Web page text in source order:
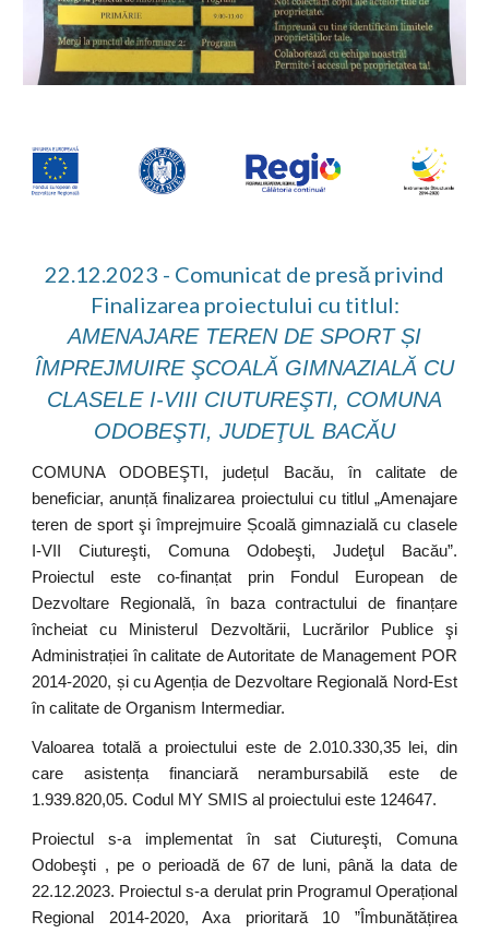
22.12.2023 - Comunicat de presă privind
Finalizarea proiectului cu titlul:
AMENAJARE TEREN DE SPORT ȘI
ÎMPREJMUIRE ŞCOALĂ GIMNAZIALĂ CU
CLASELE I-VIII CIUTUREŞTI, COMUNA
ODOBEŞTI, JUDEŢUL BACĂU
COMUNA ODOBEŞTI, județul Bacău, în calitate de
beneficiar, anunță finalizarea proiectului cu titlul „Amenajare
teren de sport şi împrejmuire Școală gimnazială cu clasele
I-VII Ciutureşti, Comuna Odobeşti, Judeţul Bacău”.
Proiectul este co-finanțat prin Fondul European de
Dezvoltare Regională, în baza contractului de finanțare
încheiat cu Ministerul Dezvoltării, Lucrărilor Publice şi
Administrației în calitate de Autoritate de Management POR
2014-2020, și cu Agenția de Dezvoltare Regională Nord-Est
în calitate de Organism Intermediar.
Valoarea totală a proiectului este de 2.010.330,35 lei, din
care asistența financiară nerambursabilă este de
1.939.820,05. Codul MY SMIS al proiectului este 124647.
Proiectul s-a implementat în sat Ciutureşti, Comuna
Odobeşti , pe o perioadă de 67 de luni, până la data de
22.12.2023. Proiectul s-a derulat prin Programul Operațional
Regional 2014-2020, Axa prioritară 10 ”Îmbunătățirea